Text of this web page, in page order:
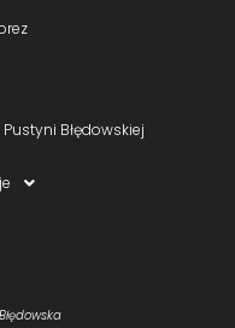
Błędowskiej